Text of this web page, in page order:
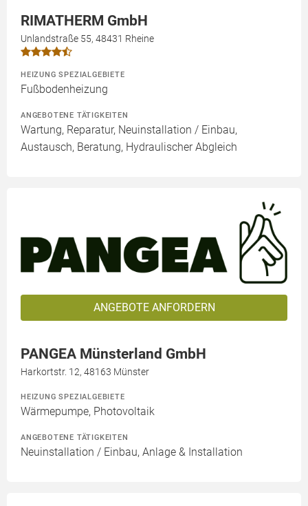
RIMATHERM GmbH
Unlandstraße 55, 48431 Rheine
HEIZUNG SPEZIALGEBIETE
Fußbodenheizung
ANGEBOTENE TÄTIGKEITEN
Wartung, Reparatur, Neuinstallation / Einbau,
Austausch, Beratung, Hydraulischer Abgleich
ANGEBOTE ANFORDERN
PANGEA Münsterland GmbH
Harkortstr. 12, 48163 Münster
HEIZUNG SPEZIALGEBIETE
Wärmepumpe, Photovoltaik
ANGEBOTENE TÄTIGKEITEN
Neuinstallation / Einbau, Anlage & Installation